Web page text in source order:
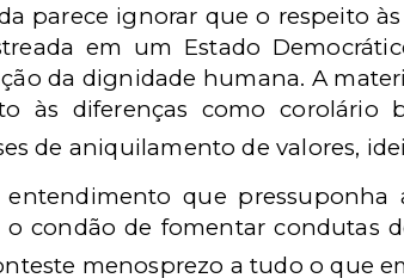
parece ignorar que o respeito
em um Estado
da dignidade humana. A
às diferenças como corolário
de aniquilamento de valores,
que
condão de fomentar condutas
menosprezo a tudo o que